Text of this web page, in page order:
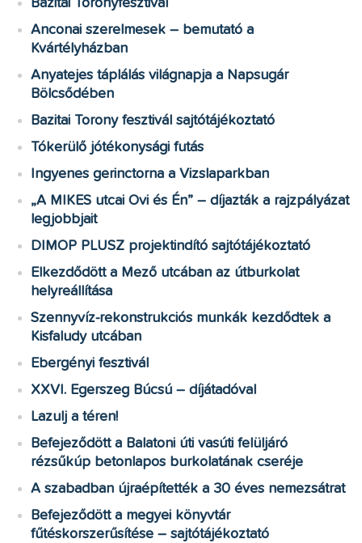
Bazitai Toronyfesztivál
Anconai szerelmesek – bemutató a
Kvártélyházban
Anyatejes táplálás világnapja a Napsugár
Bölcsődében
Bazitai Torony fesztivál sajtótájékoztató
Tókerülő jótékonysági futás
Ingyenes gerinctorna a Vizslaparkban
„A MIKES utcai Ovi és Én” – díjazták a rajzpályázat
legjobbjait
DIMOP PLUSZ projektindító sajtótájékoztató
Elkezdődött a Mező utcában az útburkolat
helyreállítása
Szennyvíz-rekonstrukciós munkák kezdődtek a
Kisfaludy utcában
Ebergényi fesztivál
XXVI. Egerszeg Búcsú – díjátadóval
Lazulj a téren!
Befejeződött a Balatoni úti vasúti felüljáró
rézsűkúp betonlapos burkolatának cseréje
A szabadban újraépítették a 30 éves nemezsátrat
Befejeződött a megyei könyvtár
fűtéskorszerűsítése – sajtótájékoztató